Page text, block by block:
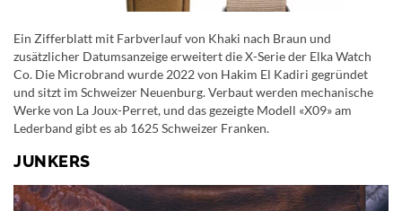
Ein Zifferblatt mit Farbverlauf von Khaki nach Braun und
zusätzlicher Datumsanzeige erweitert die X-Serie der Elka Watch
Co. Die Microbrand wurde 2022 von Hakim El Kadiri gegründet
und sitzt im Schweizer Neuenburg. Verbaut werden mechanische
Werke von La Joux-Perret, und das gezeigte Modell «X09» am
Lederband gibt es ab 1625 Schweizer Franken.
JUNKERS